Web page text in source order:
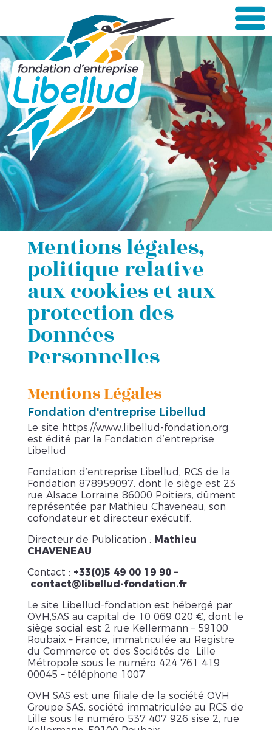
Mentions légales,
politique relative
aux cookies et aux
protection des
Données
Personnelles
Mentions Légales
Fondation d'entreprise Libellud
Le site https://www.libellud-fondation.org
est édité par la Fondation d’entreprise
Libellud
Fondation d’entreprise Libellud, RCS de la
Fondation 878959097, dont le siège est 23
rue Alsace Lorraine 86000 Poitiers, dûment
représentée par Mathieu Chaveneau, son
cofondateur et directeur exécutif.
Directeur de Publication : Mathieu
CHAVENEAU
Contact : +33(0)5 49 00 19 90 –
contact@libellud-fondation.fr
Le site Libellud-fondation est hébergé par
OVH,SAS au capital de 10 069 020 €, dont le
siège social est 2 rue Kellermann – 59100
Roubaix – France, immatriculée au Registre
du Commerce et des Sociétés de Lille
Métropole sous le numéro 424 761 419
00045 – téléphone 1007
OVH SAS est une filiale de la société OVH
Groupe SAS, société immatriculée au RCS de
Lille sous le numéro 537 407 926 sise 2, rue